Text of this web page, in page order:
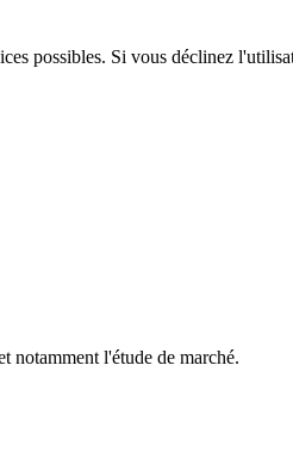
possibles. Si vous déclinez
notamment l'étude de marché.